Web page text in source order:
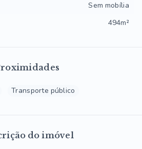
Transporte público
do imóvel
Sem mobília
494m²